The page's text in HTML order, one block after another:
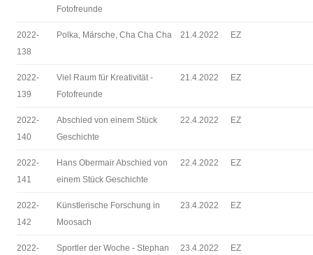
Fotofreunde
2022-
138
Polka, Märsche, Cha Cha Cha 21.4.2022 EZ
2022-
139
Viel Raum für Kreativität -
Fotofreunde
21.4.2022 EZ
2022-
140
Abschied von einem Stück
Geschichte
22.4.2022 EZ
2022-
141
Hans Obermair Abschied von
einem Stück Geschichte
22.4.2022 EZ
2022-
142
Künstlerische Forschung in
Moosach
23.4.2022 EZ
2022-
Sportler der Woche - Stephan
23.4.2022 EZ